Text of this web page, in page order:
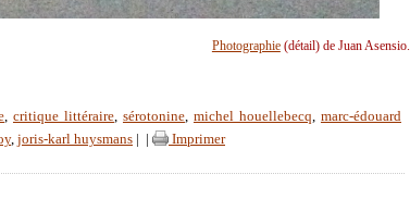
Photographie(détail) de Juan Asensio.
, critique littéraire, sérotonine, michel houellebecq, marc-édouard
, joris-karl huysmans Imprimer